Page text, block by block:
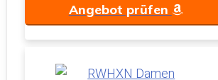
Angebot prüfen